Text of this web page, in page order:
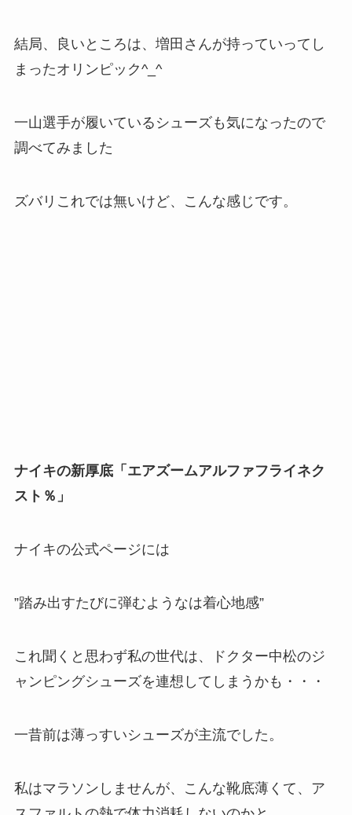
結局、良いところは、増田さんが持っていってし
まったオリンピック^_^
一山選手が履いているシューズも気になったので
調べてみました
ズバリこれでは無いけど、こんな感じです。
ナイキの新厚底「エアズームアルファフライネク
スト％」
ナイキの公式ページには
”踏み出すたびに弾むようなは着心地感”
これ聞くと思わず私の世代は、ドクター中松のジ
ャンピングシューズを連想してしまうかも・・・
一昔前は薄っすいシューズが主流でした。
私はマラソンしませんが、こんな靴底薄くて、ア